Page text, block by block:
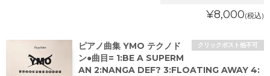
¥8,000(税込)
クリックポスト他不可
ピアノ曲集 YMO テクノド
ン●曲目= 1:BE A SUPERM
AN 2:NANGA DEF? 3:FLOATING AWAY 4: